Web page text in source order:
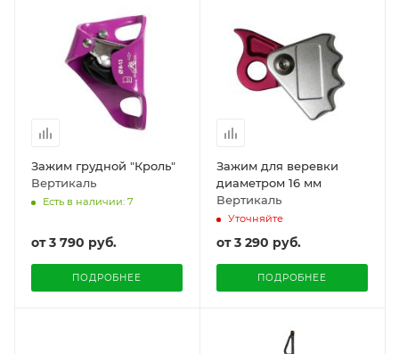
Зажим грудной "Кроль"
Вертикаль
Есть в наличии: 7
от3 790 руб.
ПОДРОБНЕЕ
Зажим для веревки
диаметром 16 мм
Вертикаль
Уточняйте
от3 290 руб.
ПОДРОБНЕЕ